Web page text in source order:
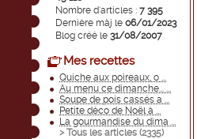
Nombre d'articles : 7 395
Dernière màj le 06/01/2023
Blog créé le 31/08/2007
Mes recettes
Quiche aux poireaux, o ...
Au menu ce dimanche... ...
Soupe de pois cassés a ...
Petite déco de Noël à ...
La gourmandise du dima ...
> Tous les articles (2335)